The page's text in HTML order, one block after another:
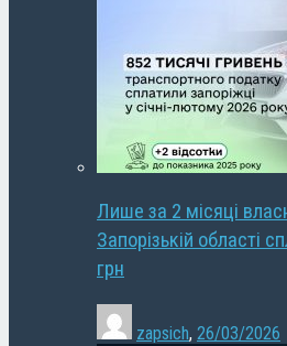
Лише за 2 місяці
Запорізькій області
грн
zapsich, 26/03/2026